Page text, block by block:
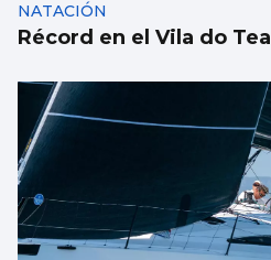
NATACIÓN
Récord en el Vila do Tea